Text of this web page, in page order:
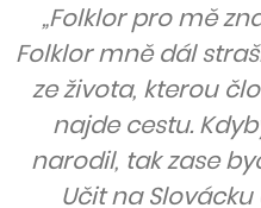
„Folklor pro mě
Folklor mně dál
ze života, kterou
najde cestu.
narodil, tak zase
Učit na